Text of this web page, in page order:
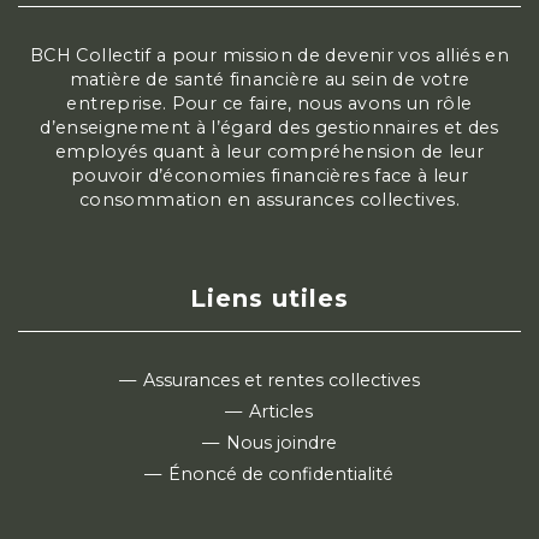
BCH Collectif a pour mission de devenir vos alliés en
matière de santé financière au sein de votre
entreprise. Pour ce faire, nous avons un rôle
d’enseignement à l’égard des gestionnaires et des
employés quant à leur compréhension de leur
pouvoir d’économies financières face à leur
consommation en assurances collectives.
Liens utiles
Assurances et rentes collectives
Articles
Nous joindre
Énoncé de confidentialité